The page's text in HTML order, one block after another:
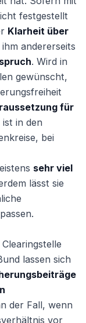
festgestellt
Klarheit über
andererseits
. Wird in
gewünscht,
für
ist in den
bei
sehr viel
lässt sie
lassen sich
der Fall, wenn
vor